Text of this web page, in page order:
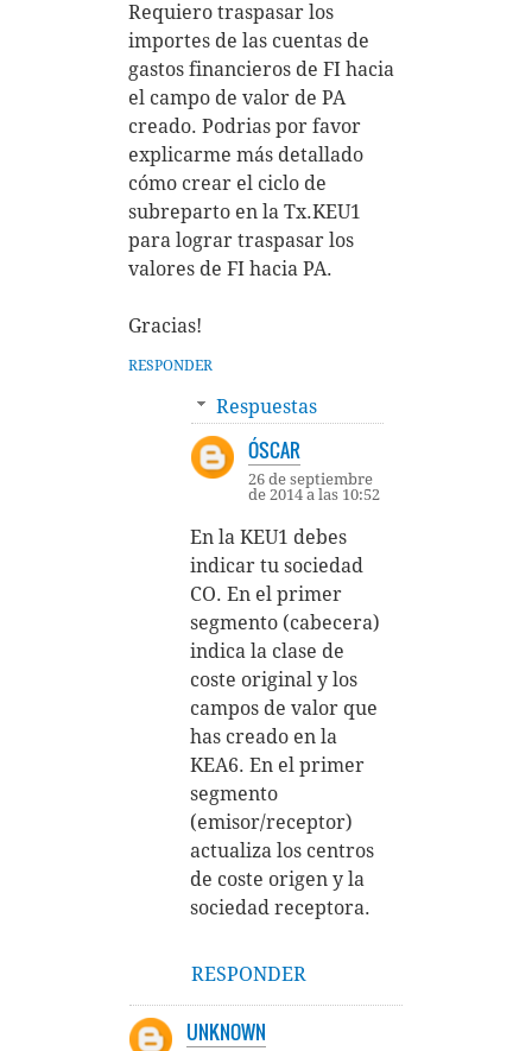
Requiero traspasar los
importes de las cuentas de
gastos financieros de FI hacia
el campo de valor de PA
creado. Podrias por favor
explicarme más detallado
cómo crear el ciclo de
subreparto en la Tx.KEU1
para lograr traspasar los
valores de FI hacia PA.
Gracias!
RESPONDER
Respuestas
ÓSCAR
26 de septiembre
de 2014 a las 10:52
En la KEU1 debes
indicar tu sociedad
CO. En el primer
segmento (cabecera)
indica la clase de
coste original y los
campos de valor que
has creado en la
KEA6. En el primer
segmento
(emisor/receptor)
actualiza los centros
de coste origen y la
sociedad receptora.
RESPONDER
UNKNOWN